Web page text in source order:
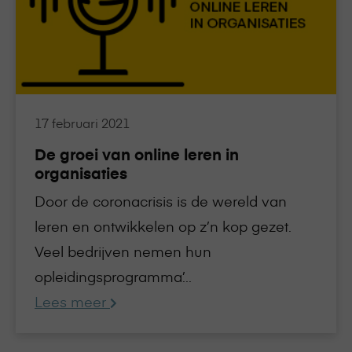
17 februari 2021
De groei van online leren in
organisaties
Door de coronacrisis is de wereld van
leren en ontwikkelen op z’n kop gezet.
Veel bedrijven nemen hun
opleidingsprogramma’...
Lees meer
van
online
organisaties